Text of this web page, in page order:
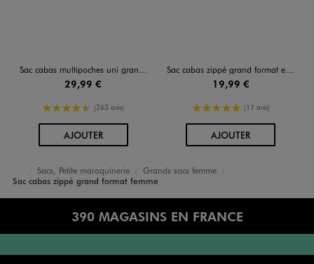
Sac cabas multipoches uni grand format femme
29,99 €
4.5/5 de moyenne
(263 avis)
AJOUTERAU PANIER
Sac cabas zippé grand format en toile fleurie femme
19,99 €
5/5 de moyenne
(17 avis)
AJOUTERAU PANIER
Accueil
Femme
Sacs et Accessoires
Sacs, Petite maroquinerie
Grands sacs femme
Sac cabas zippé grand format femme
390 MAGASINS EN FRANCE